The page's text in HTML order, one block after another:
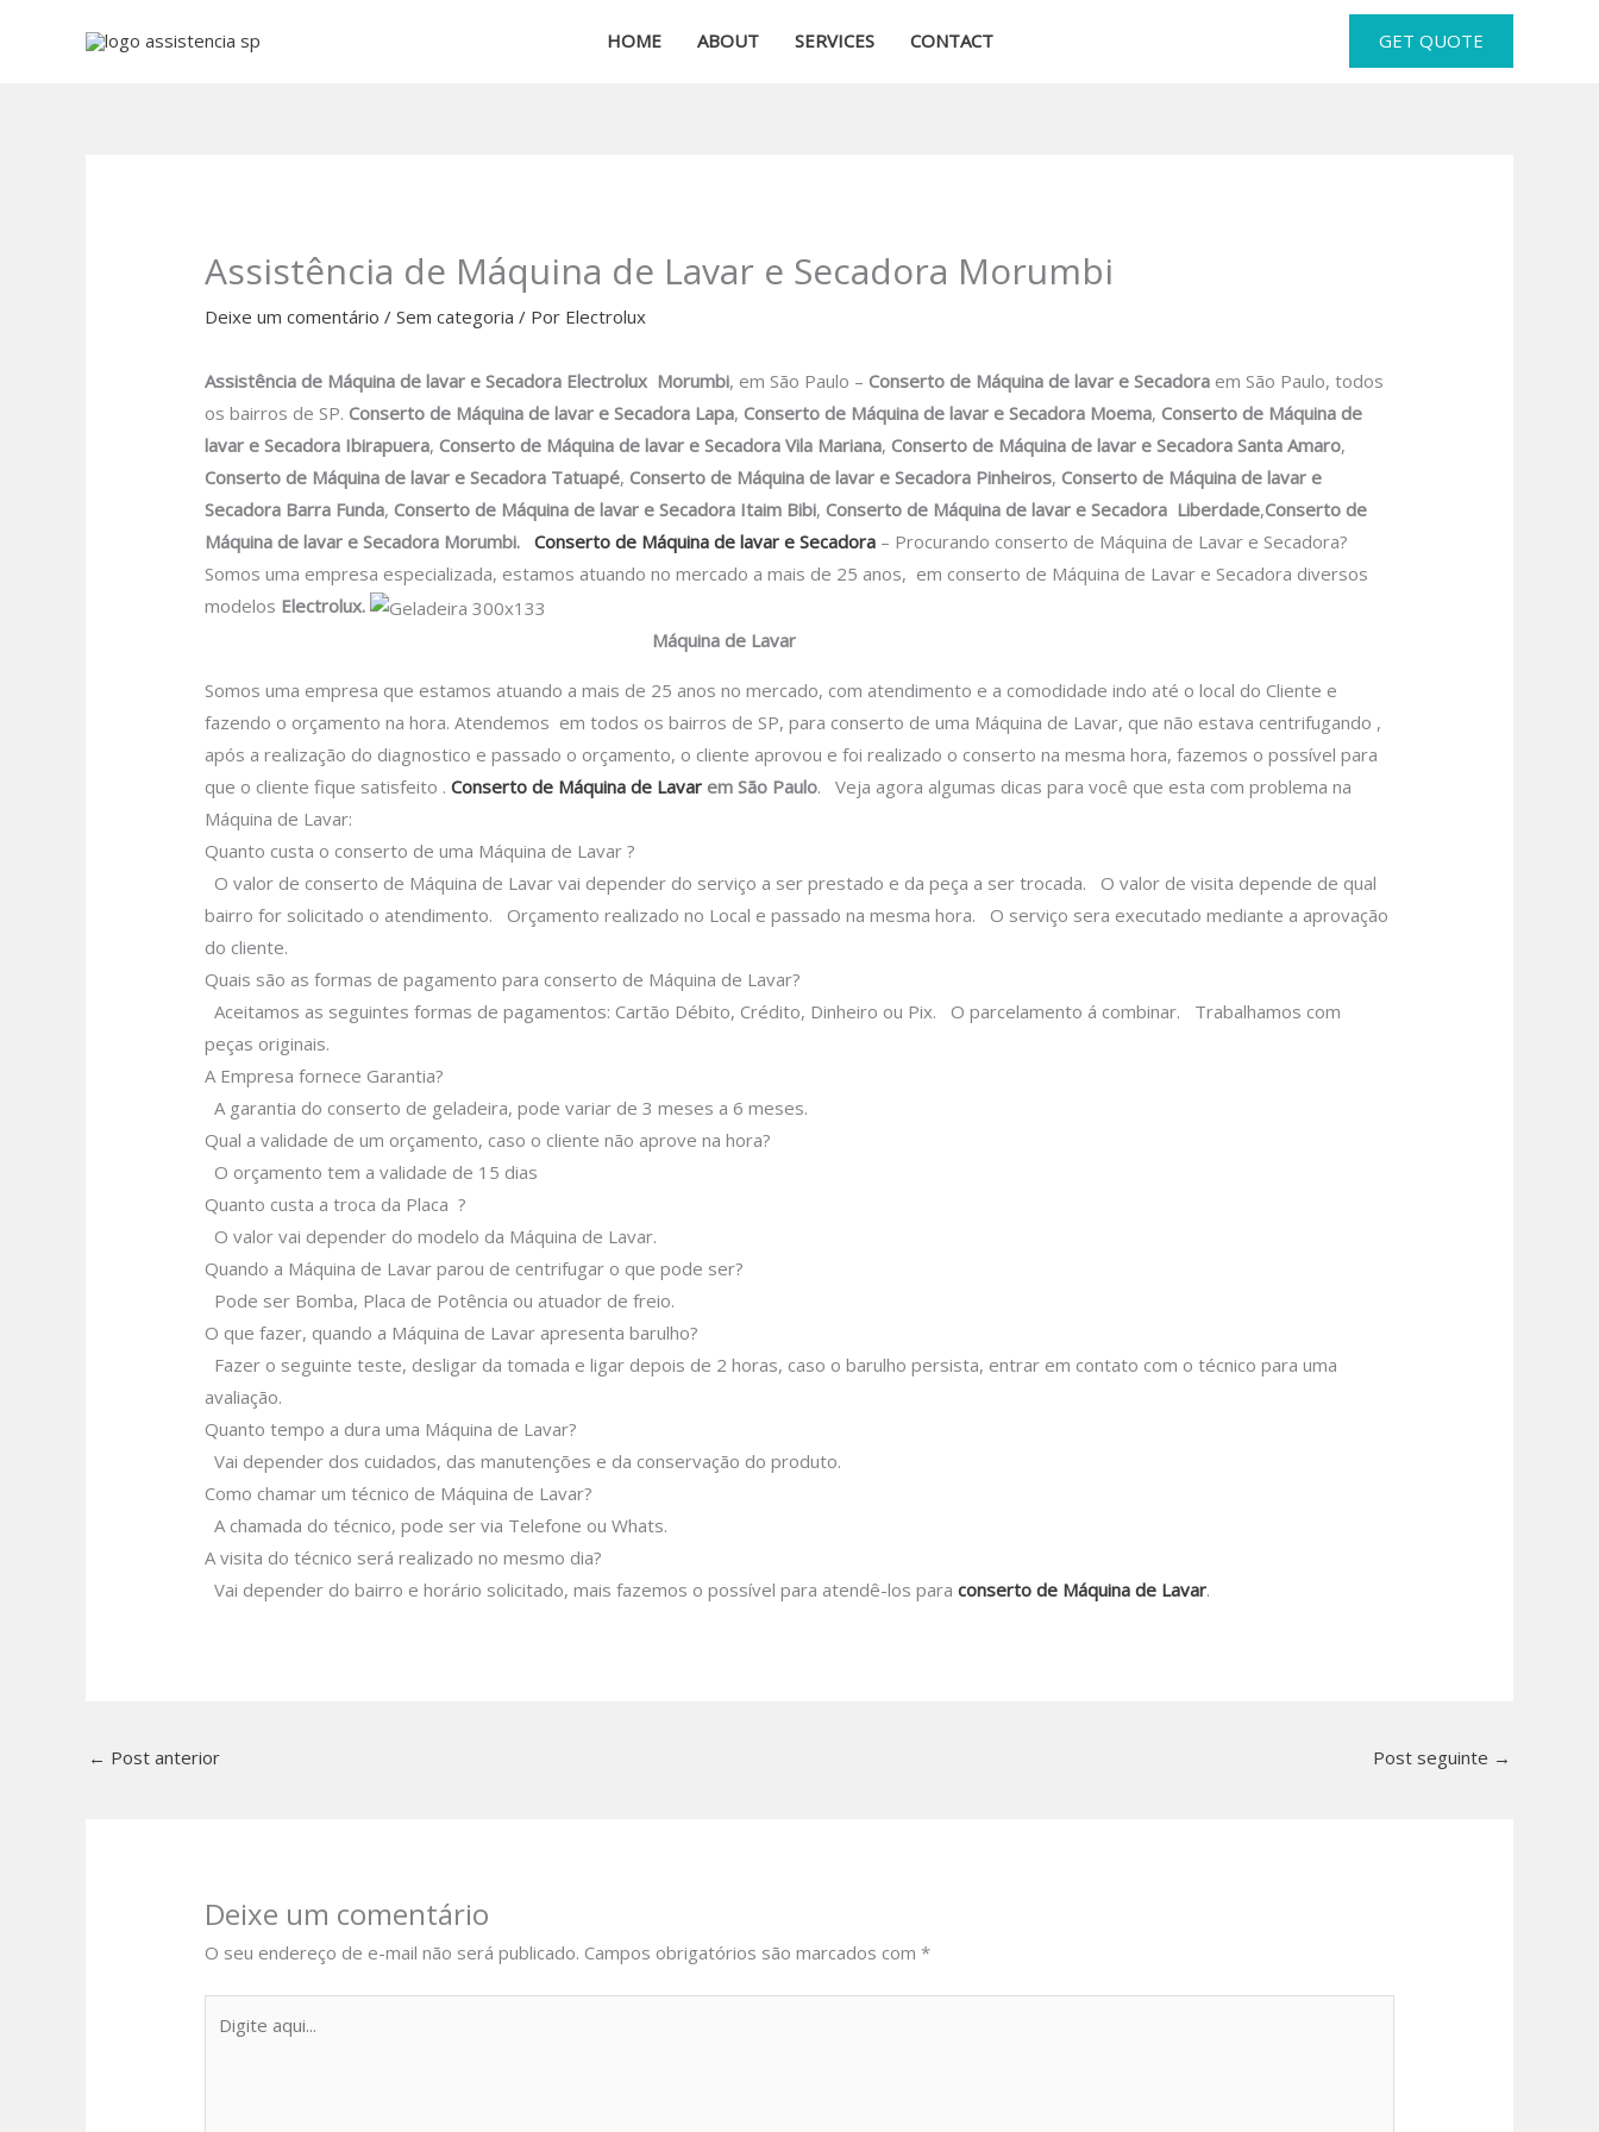
HOME ABOUT SERVICES CONTACT GET QUOTE
Assistência de Máquina de Lavar e Secadora Morumbi
Deixe um comentário /Sem categoria / Por Electrolux
Assistência de Máquina de lavar e Secadora Electrolux Morumbi, em São Paulo –Conserto de Máquina de lavar e Secadora em São Paulo, todos
os bairros de SP.Conserto de Máquina de lavar e Secadora Lapa,Conserto de Máquina de lavar e Secadora Moema,Conserto de Máquina de
lavar e Secadora Ibirapuera,Conserto de Máquina de lavar e SecadoraVila Mariana,Conserto de Máquina de lavar e Secadora Santa Amaro,
Conserto de Máquina de lavar e Secadora Tatuapé,Conserto de Máquina de lavar e Secadora Pinheiros,Conserto de Máquina de lavar e
Secadora Barra Funda,Conserto de Máquina de lavar e Secadora Itaim Bibi,Conserto de Máquina de lavar e Secadora Liberdade,Conserto de
Máquina de lavar e Secadora Morumbi. Conserto de Máquina de lavar e Secadora – Procurando conserto de Máquina de Lavar e Secadora?
Somos uma empresa especializada, estamos atuando no mercado a mais de 25 anos, em conserto de Máquina de Lavar e Secadora diversos
modelos Electrolux.
Máquina de Lavar
Somos uma empresa que estamos atuando a mais de 25 anos no mercado, com atendimento e a comodidade indo até o local do Cliente e
fazendo o orçamento na hora. Atendemos em todos os bairros de SP, para conserto de uma Máquina de Lavar, que não estava centrifugando ,
após a realização do diagnostico e passado o orçamento, o cliente aprovou e foi realizado o conserto na mesma hora, fazemos o possível para
que o cliente fique satisfeito .Conserto de Máquina de Lavar em São Paulo.
Veja agora algumas dicas para você que esta com problema na
Máquina de Lavar:
Quanto custa o conserto de uma Máquina de Lavar ?
O valor de conserto de Máquina de Lavar vai depender do serviço a ser prestado e da peça a ser trocada.
O valor de visita depende de qual
bairro for solicitado o atendimento.
Orçamento realizado no Local e passado na mesma hora.
O serviço sera executado mediante a aprovação
do cliente.
Quais são as formas de pagamento para conserto de Máquina de Lavar?
Aceitamos as seguintes formas de pagamentos: Cartão Débito, Crédito, Dinheiro ou Pix.
O parcelamento á combinar.
Trabalhamos com
peças originais.
A Empresa fornece Garantia?
A garantia do conserto de geladeira, pode variar de 3 meses a 6 meses.
Qual a validade de um orçamento, caso o cliente não aprove na hora?
O orçamento tem a validade de 15 dias
Quanto custa a troca da Placa ?
O valor vai depender do modelo da Máquina de Lavar.
Quando a Máquina de Lavar parou de centrifugar o que pode ser?
Pode ser Bomba, Placa de Potência ou atuador de freio.
O que fazer, quando a Máquina de Lavar apresenta barulho?
Fazer o seguinte teste, desligar da tomada e ligar depois de 2 horas, caso o barulho persista, entrar em contato com o técnico para uma
avaliação.
Quanto tempo a dura uma Máquina de Lavar?
Vai depender dos cuidados, das manutenções e da conservação do produto.
Como chamar um técnico de Máquina de Lavar?
A chamada do técnico, pode ser via Telefone ou Whats.
A visita do técnico será realizado no mesmo dia?
Vai depender do bairro e horário solicitado, mais fazemos o possível para atendê-los paraconserto de Máquina de Lavar.
← Post anterior Post seguinte →
Deixe um comentário
O seu endereço de e-mail não será publicado. Campos obrigatórios são marcados com*
aqui...